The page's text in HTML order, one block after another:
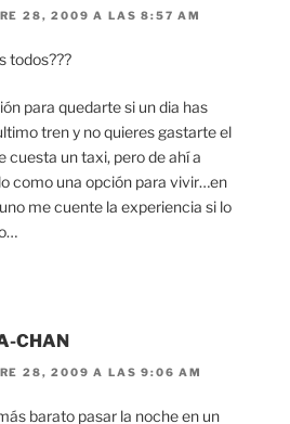
28, 2009 A LAS 8:57 AM
todos???
para quedarte si un dia has
tren y no quieres gastarte el
cuesta un taxi, pero de ahí a
como una opción para vivir…en
me cuente la experiencia si lo
CHAN
28, 2009 A LAS 9:06 AM
barato pasar la noche en un